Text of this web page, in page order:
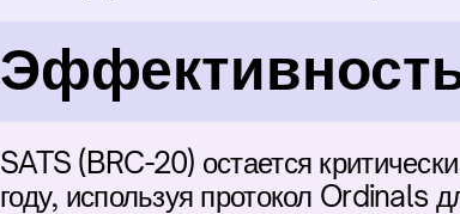
SATS (BRC-20) остается
году, используя протокол Ordinals